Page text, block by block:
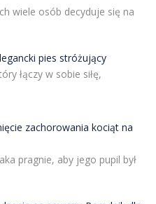
wiele osób decyduje się na
pies stróżujący
łączy w sobie siłę,
zachorowania kociąt na
pragnie, aby jego pupil był